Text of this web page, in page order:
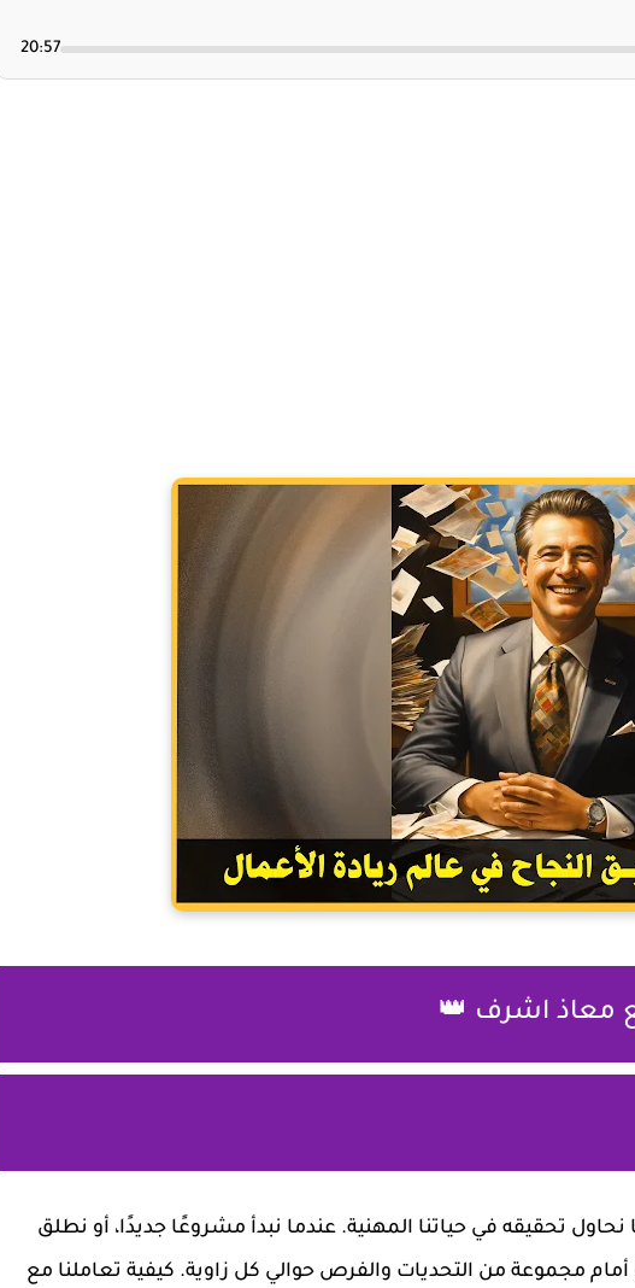
20:57
معاذ اشرف 👑
تحقيقه في حياتنا المهنية. عندما نبدأ مشروعًا جديدًا، أو نطلق
مجموعة من التحديات والفرص حوالي كل زاوية. كيفية تعاملنا مع